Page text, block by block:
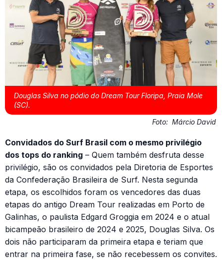
Douglas Silva no pódio do Dream Tour Floripa, Praia Mole
(SC).
Foto: Márcio David
Convidados do Surf Brasil com o mesmo privilégio
dos tops do ranking – Quem também desfruta desse
privilégio, são os convidados pela Diretoria de Esportes
da Confederação Brasileira de Surf. Nesta segunda
etapa, os escolhidos foram os vencedores das duas
etapas do antigo Dream Tour realizadas em Porto de
Galinhas, o paulista Edgard Groggia em 2024 e o atual
bicampeão brasileiro de 2024 e 2025, Douglas Silva. Os
dois não participaram da primeira etapa e teriam que
entrar na primeira fase, se não recebessem os convites.